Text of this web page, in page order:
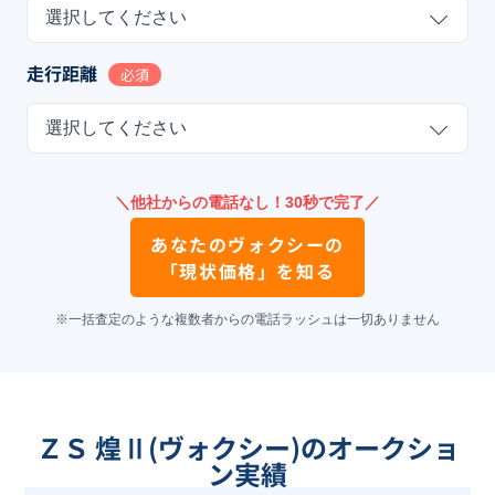
選択してください
走行距離 必須
選択してください
＼他社からの電話なし！30秒で完了／
あなたのヴォクシーの
「現状価格」を知る
※一括査定のような複数者からの電話ラッシュは一切ありません
ＺＳ 煌Ⅱ(ヴォクシー)のオークショ
ン実績